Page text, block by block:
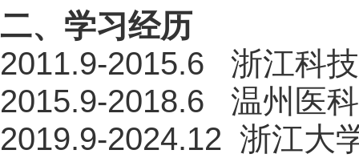
二、学习经历
2011.9-2015.6
浙江科
2015.9-2018.6
温州医
2019.9-2024.12 浙江大